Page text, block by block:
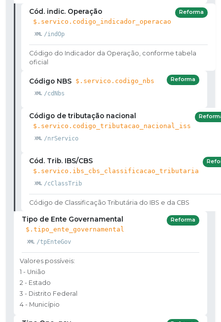
Cód. indic. Operação
$.servico.codigo_indicador_operacao
/indOp
Reforma
Código do Indicador da Operação, conforme tabela
oficial
Código NBS $.servico.codigo_nbs
/cdNbs
Reforma
Código de tributação nacional
$.servico.codigo_tributacao_nacional_iss
/nrServico
Cód. Trib. IBS/CBS
$.servico.ibs_cbs_classificacao_tributaria
/cClassTrib
Código de Classificação Tributária do IBS e da CBS
Tipo de Ente Governamental
$.tipo_ente_governamental
/tpEnteGov
Reforma
Valores possíveis:
1 - União
2 - Estado
3 - Distrito Federal
4 - Município